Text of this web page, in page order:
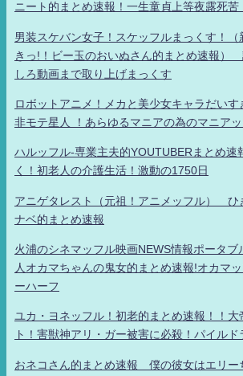
ニート的まとめ速報！一生童貞上等夜露死苦
男装スケバン女子！スケッフルまっくす！（
きっ!！ビー玉のおいぬさん的まとめ速報）
しろ動画まで取り上げまっくす
ロボットアニメ！メカと美少女キャラだいす
非モテ星人 ！あらゆるマニアの為のマニアッ
ハルッフル-専業主夫的YOUTUBERまとめ速
く！初老人の介護生活！激動の1750日
アニゲタレスト（元祖！アニメッフル） ひ
ナベ的まとめ速報
火浦のシネマッフル映画NEWS情報ポータブ
人オカマちゃんの鬼女的まとめ速報!オカマ
ーハーフ
ユカ・ヨネッフル！初老的まとめ速報！！大
ト！害獣神アリ・ガー被害に必殺！パイルド
おネコさん的まとめ速報 僕の彼女はエリー